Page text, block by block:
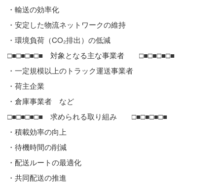
・輸送の効率化
・安定した物流ネットワークの維持
・環境負荷（CO₂排出）の低減
□■□■□■□■ 対象となる主な事業者 □■□■□■□■
・一定規模以上のトラック運送事業者
・荷主企業
・倉庫事業者 など
□■□■□■□■ 求められる取り組み □■□■□■□■
・積載効率の向上
・待機時間の削減
・配送ルートの最適化
・共同配送の推進